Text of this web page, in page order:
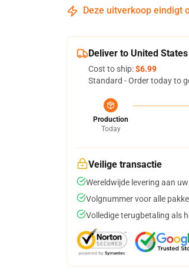
Deze uitverkoop eindigt
Deliver to United States
Cost to ship:$6.99
Standard - Order today to
Production
Today
Veilige transactie
Wereldwijde levering aan
Volgnummer voor alle
Volledige terugbetaling als